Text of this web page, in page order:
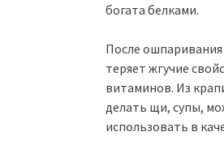
богата белками.
После
теряет жгучие
витаминов. Из
делать щи, супы,
использовать в